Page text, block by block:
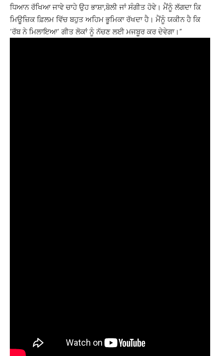
ਧਿਆਨ ਰੱਖਿਆ ਜਾਵੇ ਚਾਹੇ ਉਹ ਭਾਸ਼ਾ,ਬੋਲੀ ਜਾਂ ਸੰਗੀਤ ਹੋਵੇ। ਮੈਂਨੂੰ ਲੱਗਦਾ ਕਿ
ਮਿਊਜ਼ਿਕ ਫ਼ਿਲਮ ਵਿੱਚ ਬਹੁਤ ਅਹਿਮ ਭੂਮਿਕਾ ਰੱਖਦਾ ਹੈ। ਮੈਂਨੂੰ ਯਕੀਨ ਹੈ ਕਿ
‘ਰੱਬ ਨੇ ਮਿਲਾਇਆ’ ਗੀਤ ਲੋਕਾਂ ਨੂੰ ਨੱਚਣ ਲਈ ਮਜਬੂਰ ਕਰ ਦੇਵੇਗਾ।”